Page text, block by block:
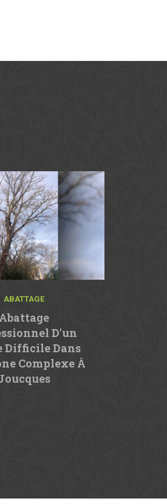
ABATTAGE
Abattage
D'un
Difficile Dans
Complexe À